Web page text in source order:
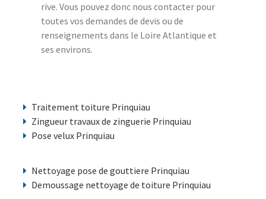
rive. Vous pouvez donc nous contacter pour
toutes vos demandes de devis ou de
renseignements dans le Loire Atlantique et
ses environs.
Traitement toiture Prinquiau
Zingueur travaux de zinguerie Prinquiau
Pose velux Prinquiau
Nettoyage pose de gouttiere Prinquiau
Demoussage nettoyage de toiture Prinquiau